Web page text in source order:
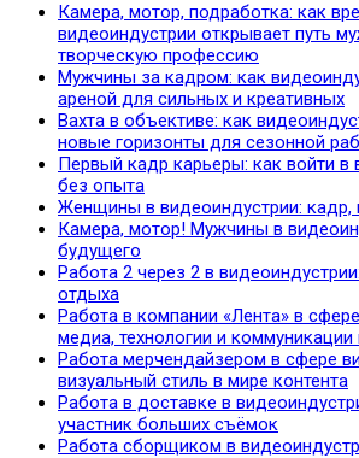
Камера, мотор, подработка: как
видеоиндустрии открывает путь
творческую профессию
Мужчины за кадром: как
ареной для сильных и креативных
Вахта в объективе: как
новые горизонты для сезонной
Первый кадр карьеры: как войти в
без опыта
Женщины в видеоиндустрии: кадр,
Камера, мотор! Мужчины в
будущего
Работа 2 через 2 в
отдыха
Работа в компании «Лента» в
медиа, технологии и коммуникации
Работа мерчендайзером в сфере
визуальный стиль в мире контента
Работа в доставке в
участник больших съёмок
Работа сборщиком в